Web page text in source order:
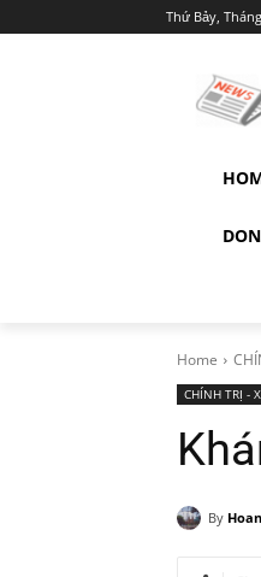
Thứ Bảy,
Home
CHÍNH TRỊ -
By